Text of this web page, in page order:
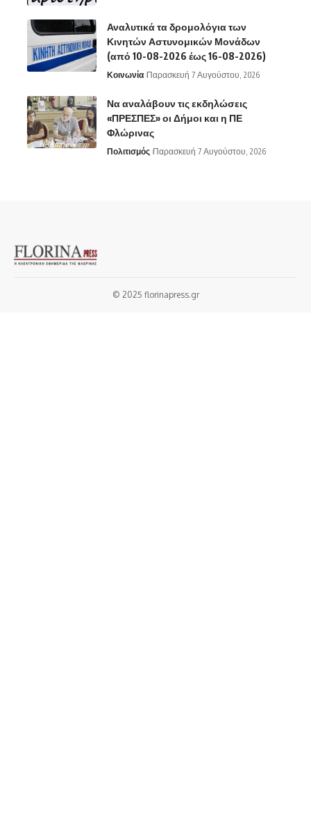
Αναλυτικά τα δρομολόγια των
Κινητών Αστυνομικών Μονάδων
(από 10-08-2026 έως 16-08-2026)
Κοινωνία Παρασκευή 7 Αυγούστου, 2026
Να αναλάβουν τις εκδηλώσεις
«ΠΡΕΣΠΕΣ» οι Δήμοι και η ΠΕ
Φλώρινας
Πολιτισμός Παρασκευή 7 Αυγούστου, 2026
© 2025 florinapress.gr